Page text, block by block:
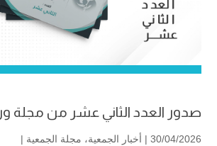
صدور العدد الثاني عشر من مجلة
30/04/2026 | أخبار الجمعية، مجلة الجمعية |